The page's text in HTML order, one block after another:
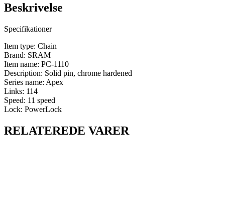
Beskrivelse
Specifikationer
Item type: Chain
Brand: SRAM
Item name: PC-1110
Description: Solid pin, chrome hardened
Series name: Apex
Links: 114
Speed: 11 speed
Lock: PowerLock
RELATEREDE VARER